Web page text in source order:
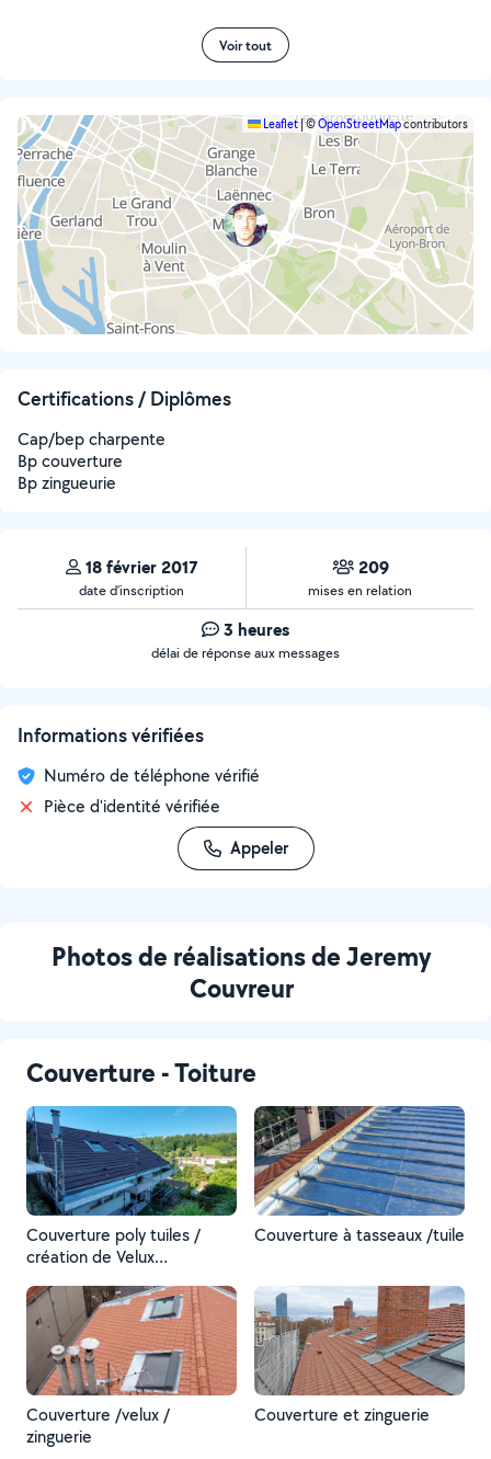
Voir tout
Leaflet|©OpenStreetMapcontributors
Certifications / Diplômes
Cap/bep charpente
Bp couverture
Bp zingueurie
18 février 2017
date d’inscription
209
mises en relation
3 heures
délai de réponse aux messages
Informations vérifiées
Numéro de téléphone vérifié
Pièce d'identité vérifiée
Appeler
Photos de réalisations de Jeremy
Couvreur
Couverture - Toiture
Couverture poly tuiles /
création de Velux
zinguerie
Couverture à tasseaux /tuile
Couverture /velux /
zinguerie
Couverture et zinguerie